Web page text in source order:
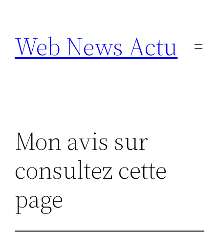
contenu
Web News Actu
Mon avis sur
consultez cette
page